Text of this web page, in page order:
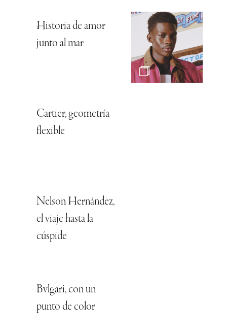
Historia de amor
junto al mar
Cartier, geometría
flexible
Nelson Hernández,
el viaje hasta la
cúspide
Bvlgari, con un
punto de color